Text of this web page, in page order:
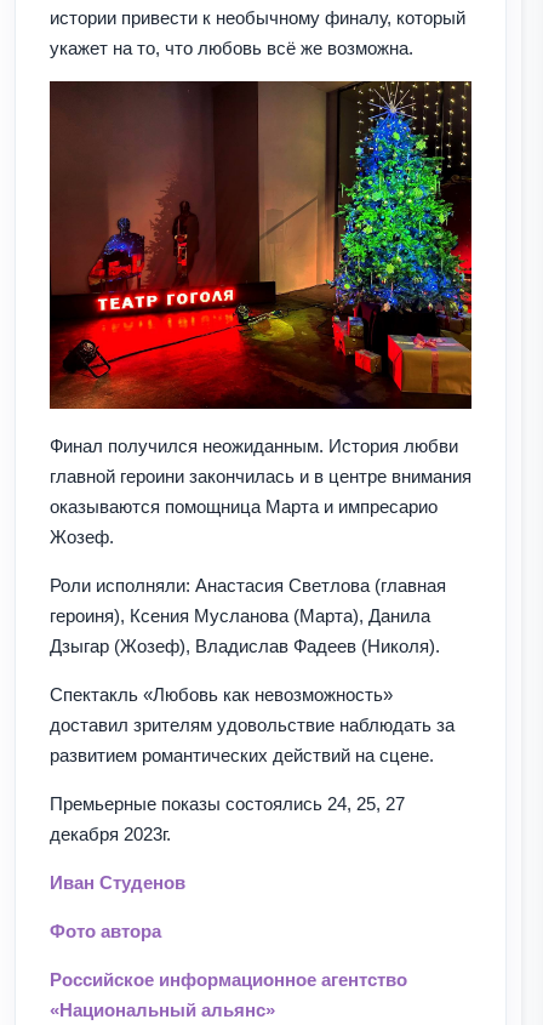
истории привести к необычному финалу, который
укажет на то, что любовь всё же возможна.
Финал получился неожиданным. История любви
главной героини закончилась и в центре внимания
оказываются помощница Марта и импресарио
Жозеф.
Роли исполняли: Анастасия Светлова (главная
героиня), Ксения Мусланова (Марта), Данила
Дзыгар (Жозеф), Владислав Фадеев (Николя).
Спектакль «Любовь как невозможность»
доставил зрителям удовольствие наблюдать за
развитием романтических действий на сцене.
Премьерные показы состоялись 24, 25, 27
декабря 2023г.
Иван Студенов
Фото автора
Российское информационное агентство
«Национальный альянс»